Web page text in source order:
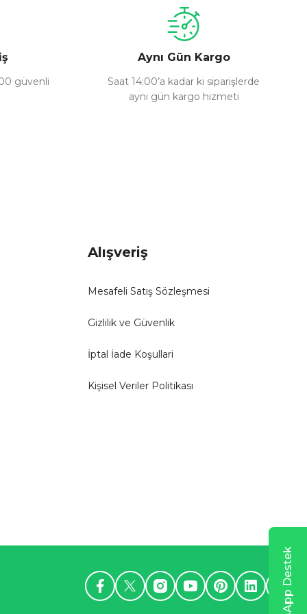
güvenli
Aynı Gün Kargo
Saat 14:00’a kadar ki siparişlerde
aynı gün kargo hizmeti
Alışveriş
Mesafeli Satış Sözleşmesi
Gizlilik ve Güvenlik
İptal İade Koşullari
Kişisel Veriler Politikası